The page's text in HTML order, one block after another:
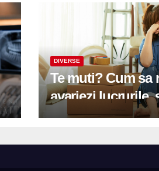
DIVERSE
Te muti? Cum sa
avariezi lucrurile,
zgarii podeaua